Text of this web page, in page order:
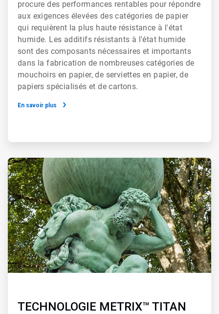
procure des performances rentables pour répondre
aux exigences élevées des catégories de papier
qui requièrent la plus haute résistance à l'état
humide. Les additifs résistants à l'état humide
sont des composants nécessaires et importants
dans la fabrication de nombreuses catégories de
mouchoirs en papier, de serviettes en papier, de
papiers spécialisés et de cartons.
En savoir plus
ArticleTile
2
de
2
TECHNOLOGIE METRIX™ TITAN